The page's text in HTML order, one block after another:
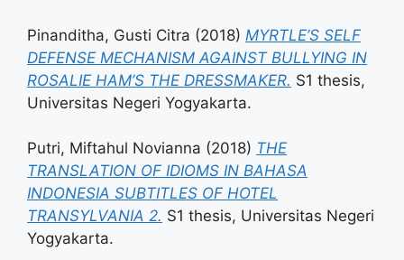
Pinanditha, Gusti Citra (2018) MYRTLE’S SELF
DEFENSE MECHANISM AGAINST BULLYING IN
ROSALIE HAM’S THE DRESSMAKER. S1 thesis,
Universitas Negeri Yogyakarta.
Putri, Miftahul Novianna (2018) THE
TRANSLATION OF IDIOMS IN BAHASA
INDONESIA SUBTITLES OF HOTEL
TRANSYLVANIA 2. S1 thesis, Universitas Negeri
Yogyakarta.